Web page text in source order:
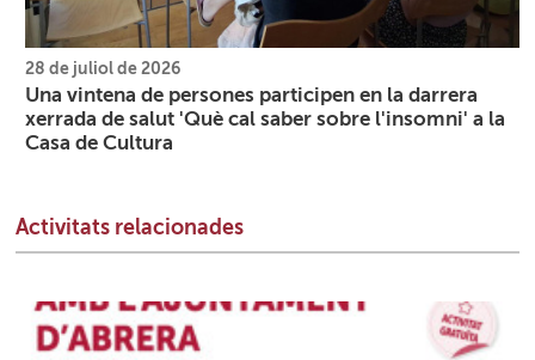
28 de juliol de 2026
Una vintena de persones participen en la darrera
xerrada de salut 'Què cal saber sobre l'insomni' a la
Casa de Cultura
Activitats relacionades